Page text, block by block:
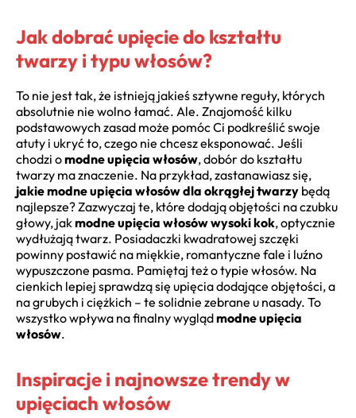
Jak dobrać upięcie do kształtu
twarzy i typu włosów?
To nie jest tak, że istnieją jakieś sztywne reguły, których
absolutnie nie wolno łamać. Ale. Znajomość kilku
podstawowych zasad może pomóc Ci podkreślić swoje
atuty i ukryć to, czego nie chcesz eksponować. Jeśli
chodzi omodne upięcia włosów, dobór do kształtu
twarzy ma znaczenie. Na przykład, zastanawiasz się,
jakie modne upięcia włosów dla okrągłej twarzy będą
najlepsze? Zazwyczaj te, które dodają objętości na czubku
głowy, jakmodne upięcia włosów wysoki kok, optycznie
wydłużają twarz. Posiadaczki kwadratowej szczęki
powinny postawić na miękkie, romantyczne fale i luźno
wypuszczone pasma. Pamiętaj też o typie włosów. Na
cienkich lepiej sprawdzą się upięcia dodające objętości, a
na grubych i ciężkich – te solidnie zebrane u nasady. To
wszystko wpływa na finalny wyglądmodne upięcia
włosów.
Inspiracje i najnowsze trendy w
upięciach włosów